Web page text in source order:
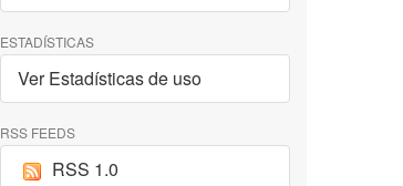
ESTADÍSTICAS
Ver Estadísticas de uso
RSS FEEDS
RSS 1.0